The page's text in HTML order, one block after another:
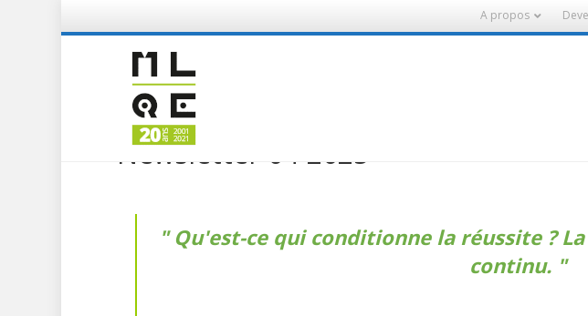
A propos
Newsletter 04-2025
Qu'est-ce qui conditionne la réussite ?
continu.